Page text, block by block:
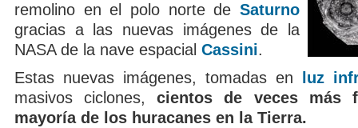
remolino en el polo norte de Saturno
gracias a las nuevas imágenes de la
NASA de la nave espacial Cassini.
Estas nuevas imágenes, tomadas en
luz
masivos ciclones,cientos de veces más
mayoría de los huracanes en la Tierra.